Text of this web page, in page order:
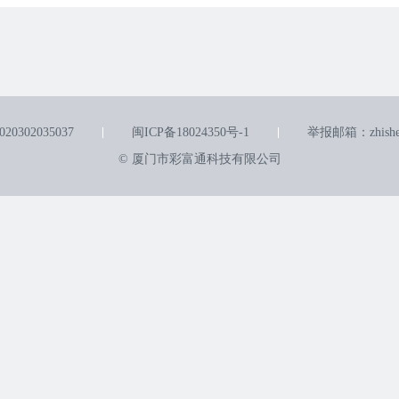
闽ICP备18024350号-1
举报邮箱：
© 厦门市彩富通科技有限公司